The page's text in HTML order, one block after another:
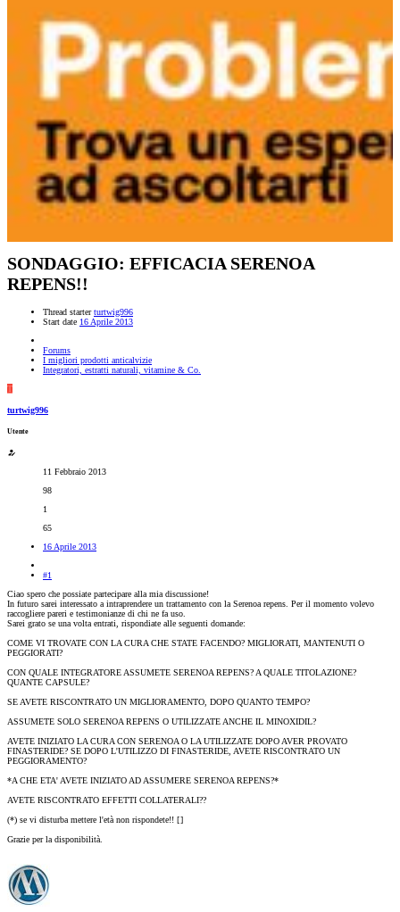
SONDAGGIO: EFFICACIA SERENOA
REPENS!!
Thread starter turtwig996
Start date 16 Aprile 2013
Forums
I migliori prodotti anticalvizie
Integratori, estratti naturali, vitamine & Co.
T
turtwig996
Utente
11 Febbraio 2013
98
1
65
16 Aprile 2013
#1
Ciao spero che possiate partecipare alla mia discussione!
In futuro sarei interessato a intraprendere un trattamento con la Serenoa repens. Per il momento volevo
raccogliere pareri e testimonianze di chi ne fa uso.
Sarei grato se una volta entrati, rispondiate alle seguenti domande:
COME VI TROVATE CON LA CURA CHE STATE FACENDO? MIGLIORATI, MANTENUTI O
PEGGIORATI?
CON QUALE INTEGRATORE ASSUMETE SERENOA REPENS? A QUALE TITOLAZIONE?
QUANTE CAPSULE?
SE AVETE RISCONTRATO UN MIGLIORAMENTO, DOPO QUANTO TEMPO?
ASSUMETE SOLO SERENOA REPENS O UTILIZZATE ANCHE IL MINOXIDIL?
AVETE INIZIATO LA CURA CON SERENOA O LA UTILIZZATE DOPO AVER PROVATO
FINASTERIDE? SE DOPO L'UTILIZZO DI FINASTERIDE, AVETE RISCONTRATO UN
PEGGIORAMENTO?
*A CHE ETA' AVETE INIZIATO AD ASSUMERE SERENOA REPENS?*
AVETE RISCONTRATO EFFETTI COLLATERALI??
(*) se vi disturba mettere l'età non rispondete!! []
Grazie per la disponibilità.